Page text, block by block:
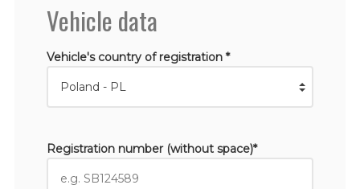
Vehicle data
Vehicle's country of registration *
Registration number (without space)*